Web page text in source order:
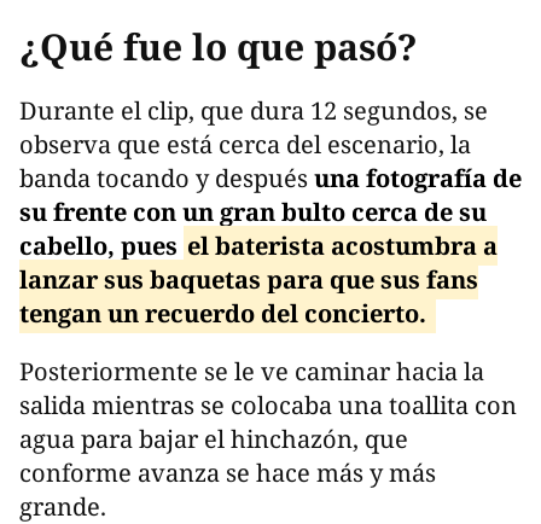
¿Qué fue lo que pasó?
Durante el clip, que dura 12 segundos, se
observa que está cerca del escenario, la
banda tocando y después una fotografía de
su frente con un gran bulto cerca de su
cabello, pues el baterista acostumbra a
lanzar sus baquetas para que sus fans
tengan un recuerdo del concierto.
Posteriormente se le ve caminar hacia la
salida mientras se colocaba una toallita con
agua para bajar el hinchazón, que
conforme avanza se hace más y más
grande.